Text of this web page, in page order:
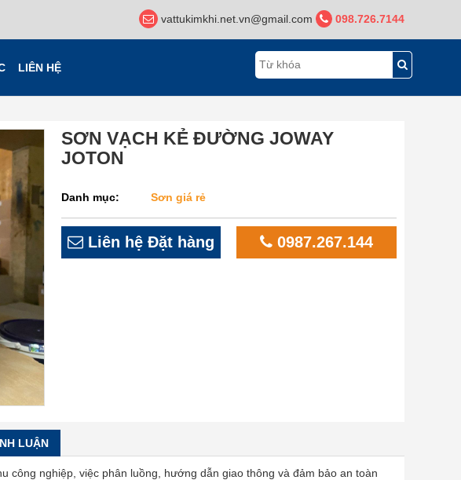
vattukimkhi.net.vn@gmail.com 098.726.7144
LIÊN HỆ
SƠN VẠCH KẺ ĐƯỜNG JOWAY
JOTON
Danh mục: Sơn giá rẻ
Liên hệ Đặt hàng 0987.267.144
LUẬN
công nghiệp, việc phân luồng, hướng dẫn giao thông và đảm bảo an toàn